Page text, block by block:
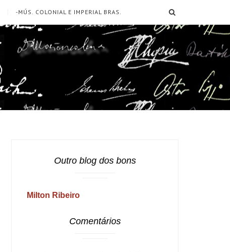
-MÚS. COLONIAL E IMPERIAL BRAS.
Outro blog dos bons
Milton Ribeiro
Comentários